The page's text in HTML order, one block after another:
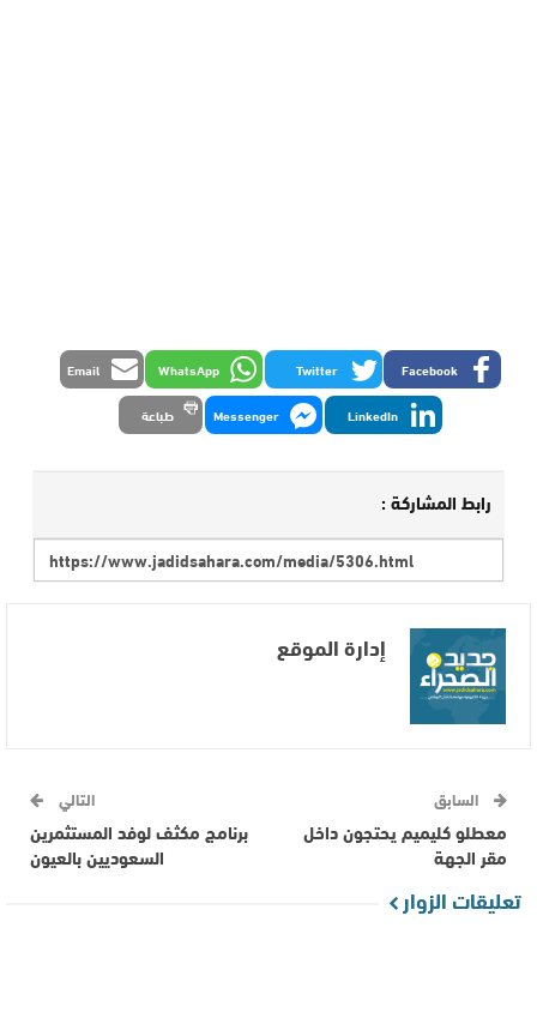
Facebook
Twitter
WhatsApp
Email
LinkedIn
Messenger طباعة
رابط المشاركة :
إدارة الموقع
السابق
معطلو كليميم يحتجون داخل
مقر الجهة
التالي
برنامج مكثف لوفد المستثمرين
السعوديين بالعيون
تعليقات الزوار